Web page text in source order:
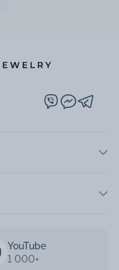
YouTube
1 000+